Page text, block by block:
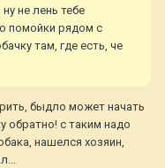
не лень тебе
помойки рядом с
там, где есть, че
быдло может начать
обратно! с таким надо
нашелся хозяин,